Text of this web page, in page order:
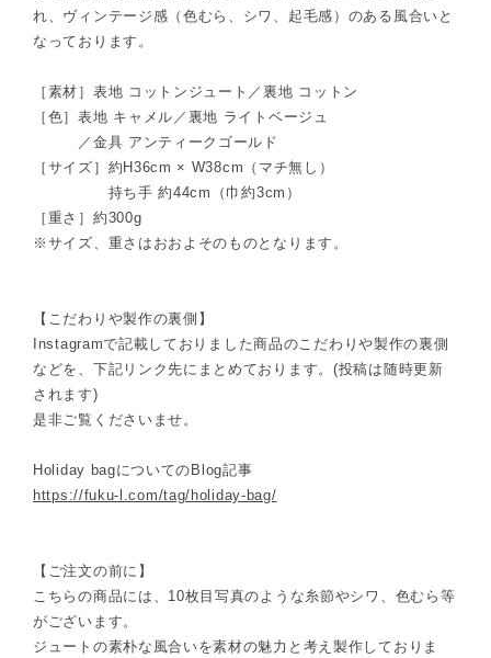
れ、ヴィンテージ感（色むら、シワ、起毛感）のある風合いと
なっております。
［素材］表地 コットンジュート／裏地 コットン
［色］表地 キャメル／裏地 ライトベージュ
／金具 アンティークゴールド
［サイズ］約H36cm × W38cm（マチ無し）
持ち手 約44cm（巾約3cm）
［重さ］約300g
※サイズ、重さはおおよそのものとなります。
【こだわりや製作の裏側】
Instagramで記載しておりました商品のこだわりや製作の裏側
などを、下記リンク先にまとめております。(投稿は随時更新
されます)
是非ご覧くださいませ。
Holiday bagについてのBlog記事
https://fuku-l.com/tag/holiday-bag/
【ご注文の前に】
こちらの商品には、10枚目写真のような糸節やシワ、色むら等
がございます。
ジュートの素朴な風合いを素材の魅力と考え製作しておりま